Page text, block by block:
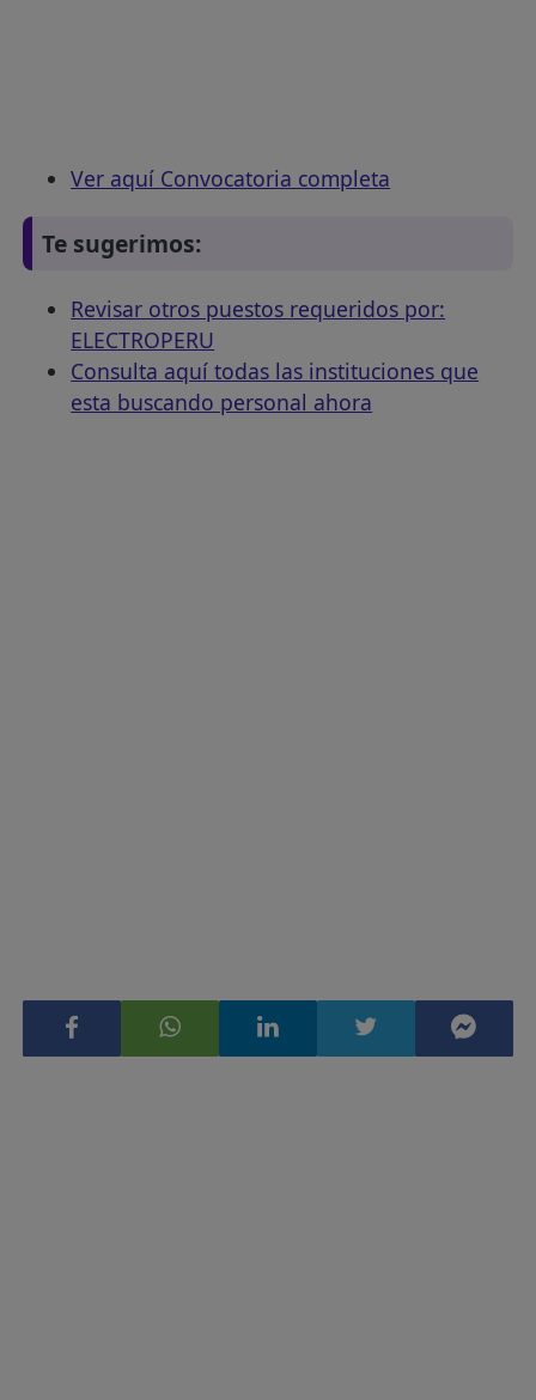
Ver aquí Convocatoria completa
Te sugerimos:
Revisar otros puestos requeridos por:
ELECTROPERU
Consulta aquí todas las instituciones que
esta buscando personal ahora